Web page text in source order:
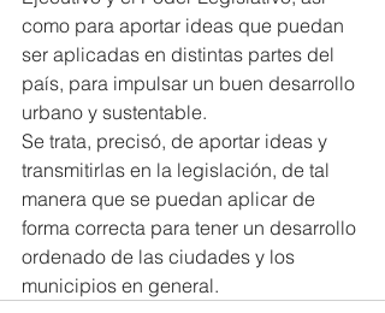
como para aportar ideas que puedan
ser aplicadas en distintas partes del
país, para impulsar un buen desarrollo
urbano y sustentable.
Se trata, precisó, de aportar ideas y
transmitirlas en la legislación, de tal
manera que se puedan aplicar de
forma correcta para tener un desarrollo
ordenado de las ciudades y los
municipios en general.